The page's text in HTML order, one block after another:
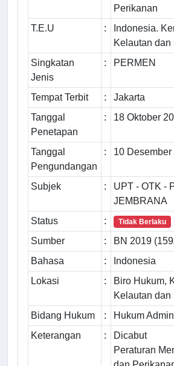
Perikanan
T.E.U
:
Indonesia.
Kelautan dan
Singkatan
Jenis
: PERMEN
Tempat Terbit :
Jakarta
Tanggal
Penetapan
: 18 Oktober
Tanggal
Pengundangan
: 10 Desember
Subjek :
UPT - OTK -
JEMBRANA
Status
: Tidak Berlaku
Sumber :
BN 2019
Bahasa
:
Indonesia
Lokasi
:
Biro Hukum,
Kelautan dan
Bidang Hukum
:
Hukum
Keterangan
:
Dicabut
Peraturan